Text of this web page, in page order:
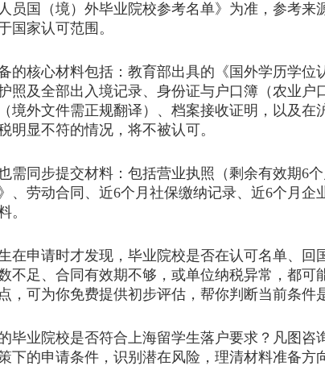
员国（境）外毕业院校参考名单》为准，参考
国家认可范围。
核心材料包括：教育部出具的《国外学历学位
照及全部出入境记录、身份证与户口簿（农业
境外文件需正规翻译）、档案接收证明，以及
明显不符的情况，将不被认可。
同步提交材料：包括营业执照（剩余有效期6个
、劳动合同、近6个月社保缴纳记录、近6个月
。
申请时才发现，毕业院校是否在认可名单、回
不足、合同有效期不够，或单位纳税异常，都
，可为你免费提供初步评估，帮你判断当前条件
业院校是否符合上海留学生落户要求？凡图咨
下的申请条件，识别潜在风险，理清材料准备方